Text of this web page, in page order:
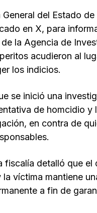
General del Estado
en X, para
la Agencia de
acudieron al
los indicios.
se inició una
de homcidio y
en contra de
fiscalía detalló que el
víctima mantiene
a fin de